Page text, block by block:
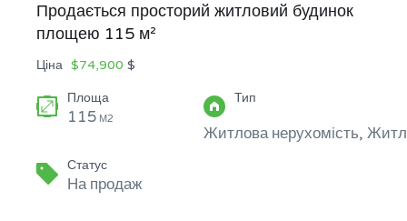
Продається просторий житловий будинок
площею 115 м²
Ціна $74,900 $
Площа
115 М2
Тип
Житлова нерухомість,
Статус
На продаж